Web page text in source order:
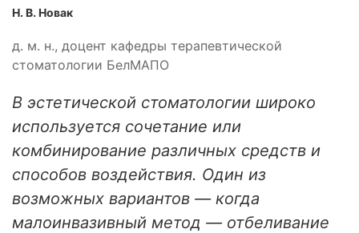
Н. В. Новак
д. м. н., доцент кафедры терапевтической
стоматологии БелМАПО
В эстетической стоматологии широко
используется сочетание или
комбинирование различных средств и
способов воздействия. Один из
возможных вариантов — когда
малоинвазивный метод — отбеливание